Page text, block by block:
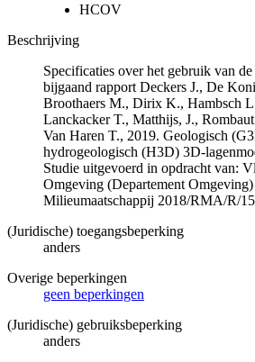
HCOV
Beschrijving
Specificaties over het gebruik van
bijgaand rapport Deckers J., De
Broothaers M., Dirix K., Hambsch
Lanckacker T., Matthijs, J.,
Van Haren T., 2019. Geologisch
hydrogeologisch (H3D) 3D-
Studie uitgevoerd in opdracht van:
Omgeving (Departement
Milieumaatschappij 2018/RMA/R/
(Juridische) toegangsbeperking
anders
Overige beperkingen
geen beperkingen
(Juridische) gebruiksbeperking
anders